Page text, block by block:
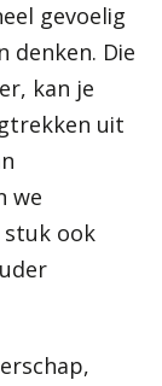
gevoelig
denken. Die
kan je
uit
we
stuk ook